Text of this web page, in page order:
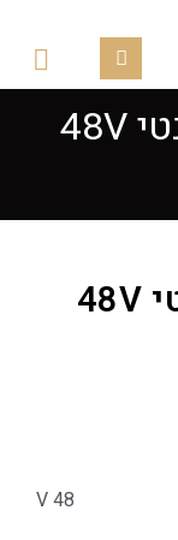
הזנת X לפרופיל מגנטי 48V
הזנת X לפרופיל מגנטי 48V
48 V